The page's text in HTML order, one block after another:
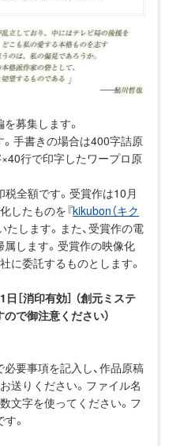
募集します。
手書きの場合は400字詰原
行で印字したワープロ原
税全額です。受賞作は10月
したものを『kikubon（キク
たします。また、受賞作の電
します。受賞作の映像化
に委託するものとします。
消印有効］ （創元ミステ
で御注意ください）
要事項を記入し、作品原稿
送りください。ファイル名
文字を使ってください。フ
。